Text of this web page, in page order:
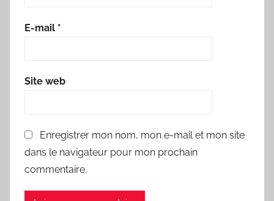
E-mail *
Site web
Enregistrer mon nom, mon e-mail et mon site
dans le navigateur pour mon prochain
commentaire.